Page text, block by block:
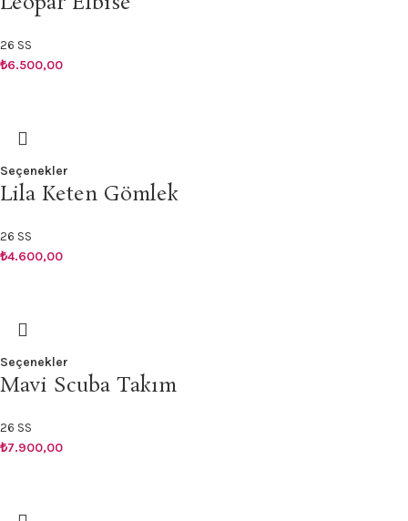
26 SS
₺6.500,00
Seçenekler
Lila Keten Gömlek
26 SS
₺4.600,00
Seçenekler
Mavi Scuba Takım
26 SS
₺7.900,00